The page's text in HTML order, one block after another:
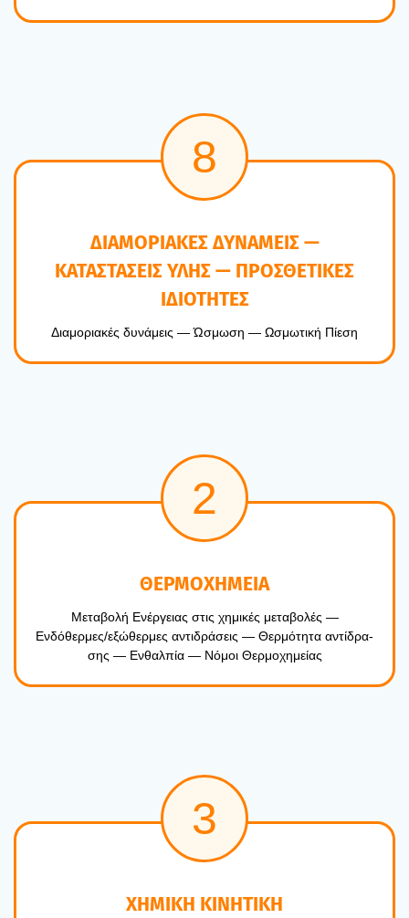
8
ΔΙΑΜΟΡΙΑΚΕΣ ΔΥΝΑΜΕΙΣ —
ΚΑΤΑΣΤΑΣΕΙΣ ΥΛΗΣ — ΠΡΟΣΘΕΤΙΚΕΣ
ΙΔΙΟΤΗΤΕΣ
Δια­μο­ρια­κές δυνά­μεις — Ώσμω­ση — Ωσμω­τι­κή Πίε­ση
2
ΘΕΡΜΟΧΗΜΕΙΑ
Μετα­βο­λή Ενέρ­γειας στις χημι­κές μετα­βο­λές —
Ενδόθερμες/εξώθερμες αντι­δρά­σεις — Θερ­μό­τη­τα αντί­δρα­
σης — Ενθαλ­πία — Νόμοι Θερ­μο­χη­μεί­ας
3
ΧΗΜΙΚΗ ΚΙΝΗΤΙΚΗ